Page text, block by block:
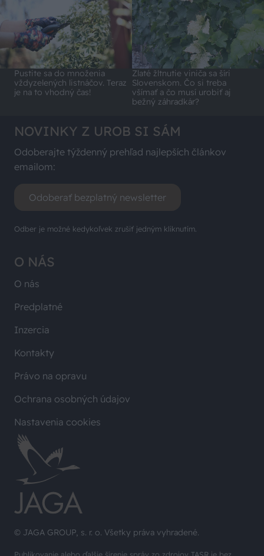
Pustite sa do množenia
vždyzelených listnáčov. Teraz
je na to vhodný čas!
Zlaté žltnutie viniča sa šíri
Slovenskom. Čo si treba
všímať a čo musí urobiť aj
bežný záhradkár?
© JAGA GROUP, s. r. o. Všetky práva vyhradené.
Publikovanie alebo ďalšie šírenie správ zo zdrojov TASR je bez
O NÁS
O nás
Predplatné
Inzercia
Kontakty
Právo na opravu
Ochrana osobných údajov
Nastavenia cookies
NOVINKY Z UROB SI SÁM
Odoberajte týždenný prehľad najlepších článkov
emailom:
Odoberať bezplatný newsletter
Odber je možné kedykoľvek zrušiť jedným kliknutím.